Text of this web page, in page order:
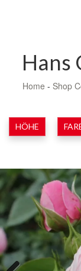
Hans
Home - Shop
HÖHE